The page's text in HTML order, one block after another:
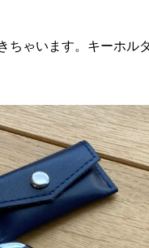
ゃいます。キーホル